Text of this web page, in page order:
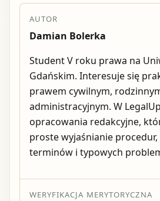
AUTOR
Damian Bolerka
Student V roku prawa na
Gdańskim. Interesuje się
prawem cywilnym,
administracyjnym. W
opracowania redakcyjne,
proste wyjaśnianie
terminów i typowych
WERYFIKACJA MERYTORYCZNA